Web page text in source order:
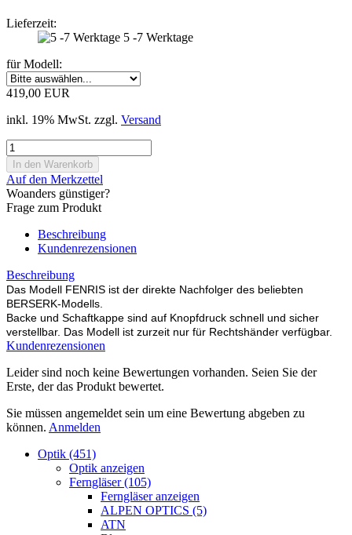
Lieferzeit:
5 -7 Werktage
für Modell:
419,00 EUR
inkl. 19% MwSt. zzgl. Versand
Auf den Merkzettel
Woanders günstiger?
Frage zum Produkt
Beschreibung
Kundenrezensionen
Beschreibung
Das Modell FENRIS ist der direkte Nachfolger des beliebten
BERSERK-Modells.
Backe und Schaftkappe sind auf Knopfdruck schnell und sicher
verstellbar. Das Modell ist zurzeit nur für Rechtshänder verfügbar.
Kundenrezensionen
Leider sind noch keine Bewertungen vorhanden. Seien Sie der
Erste, der das Produkt bewertet.
Sie müssen angemeldet sein um eine Bewertung abgeben zu
können. Anmelden
Optik (451)
Optik anzeigen
Ferngläser (105)
Ferngläser anzeigen
ALPEN OPTICS (5)
ATN